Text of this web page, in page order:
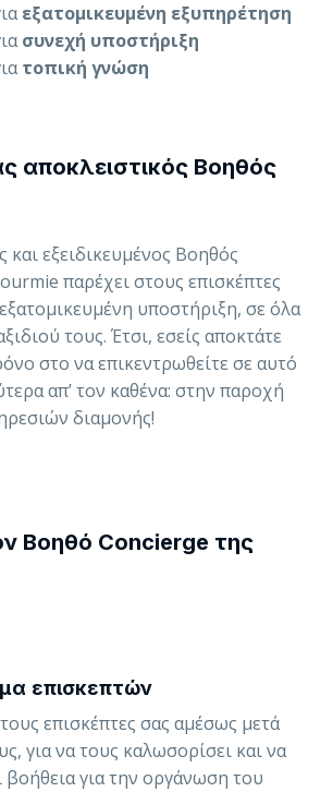
εξατομικευμένη εξυπηρέτηση
συνεχή υποστήριξη
τοπική γνώση
αποκλειστικός Βοηθός
και εξειδικευμένος Βοηθός
παρέχει στους επισκέπτες
υποστήριξη, σε όλα
τους. Έτσι, εσείς αποκτάτε
στο να επικεντρωθείτε σε αυτό
απ’ τον καθένα: στην παροχή
διαμονής!
Βοηθό Concierge της
επισκεπτών
επισκέπτες σας αμέσως μετά
για να τους καλωσορίσει και να
για την οργάνωση του